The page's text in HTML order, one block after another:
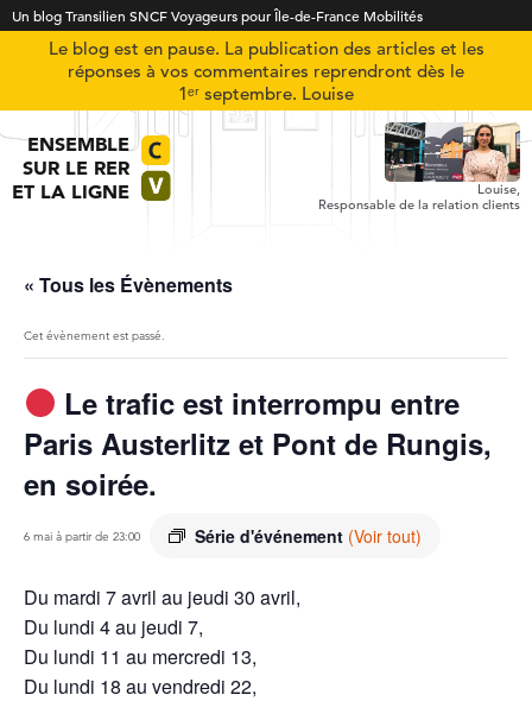
Un blog Transilien SNCF Voyageurs pour Île-de-France Mobilités
Le blog est en pause. La publication des articles et les
réponses à vos commentaires reprendront dès le
1ᵉʳ septembre. Louise
ENSEMBLE
SUR LE RER
ET LA LIGNE
Louise,
Responsable de la relation clients
« Tous les Évènements
Cet évènement est passé.
Le trafic est interrompu entre
Paris Austerlitz et Pont de Rungis,
en soirée.
6 mai à partir de 23:00 Série d'événement (Voir tout)
Du mardi 7 avril au jeudi 30 avril,
Du lundi 4 au jeudi 7,
Du lundi 11 au mercredi 13,
Du lundi 18 au vendredi 22,